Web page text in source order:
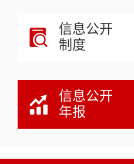
信息公开
制度
信息公开
年报